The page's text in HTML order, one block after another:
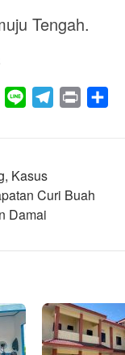
Tengah.
Gmail Line Telegram
Print
Kasus
Curi Buah
Damai